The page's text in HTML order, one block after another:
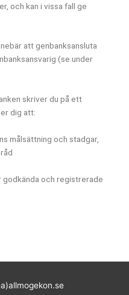
och kan i vissa fall ge
att genbanksansluta
(se under
skriver du på ett
dig att:
målsättning och stadgar,
godkända och registrerade